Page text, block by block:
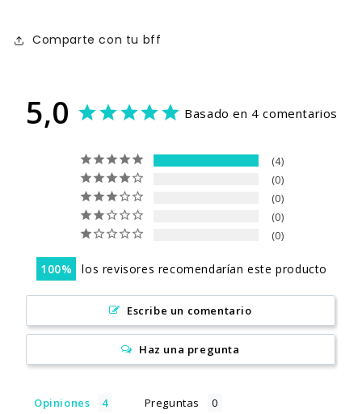
Comparte con tu bff
5,0 Basado en 4 comentarios
4
0
0
0
0
100 los revisores recomendarían este producto
Escribe un comentario
Haz una pregunta
Opiniones Preguntas
sin tarjeta de crédito
pagar con Meses sin Tarjeta.
En tu cuenta de Mercado Pago,elige
débito u otros medios.
Crédito sujeto a aprobación.
¿Tienes dudas? Consulta nuestra
Ayuda.